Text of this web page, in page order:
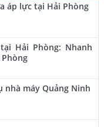
áp lực tại Hải Phòng
Hải Phòng: Nhanh
nhà máy Quảng Ninh